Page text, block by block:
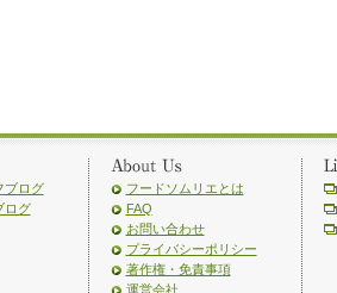
ブログ
ログ
フードソムリエとは
FAQ
お問い合わせ
プライバシーポリシー
著作権・免責事項
運営会社